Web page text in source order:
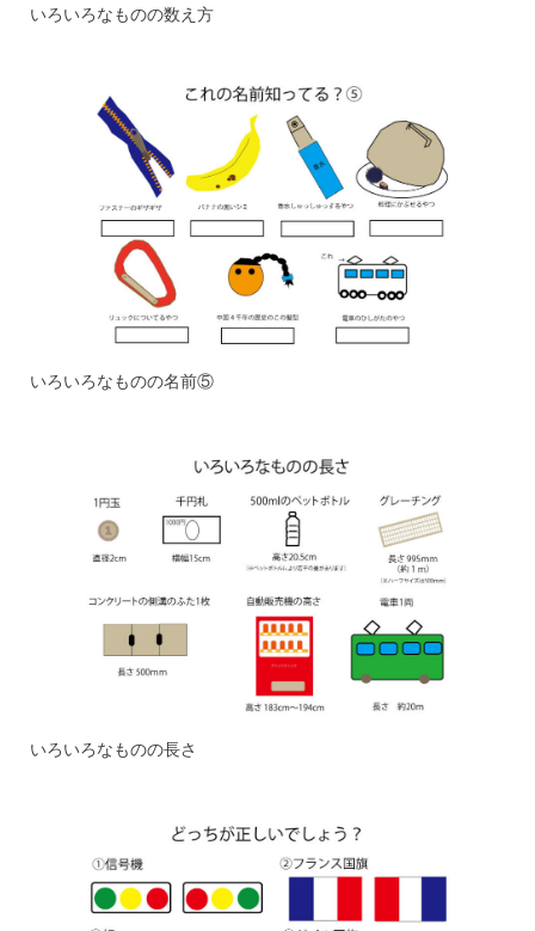
いろいろなものの数え方
いろいろなものの名前⑤
いろいろなものの長さ